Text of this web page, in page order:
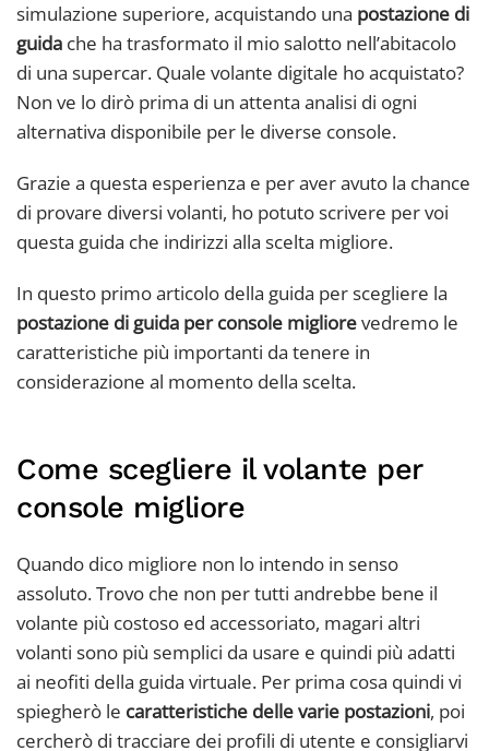
simulazione superiore, acquistando una postazione di
guida che ha trasformato il mio salotto nell’abitacolo
di una supercar. Quale volante digitale ho acquistato?
Non ve lo dirò prima di un attenta analisi di ogni
alternativa disponibile per le diverse console.
Grazie a questa esperienza e per aver avuto la chance
di provare diversi volanti, ho potuto scrivere per voi
questa guida che indirizzi alla scelta migliore.
In questo primo articolo della guida per scegliere la
postazione di guida per console migliorevedremo le
caratteristiche più importanti da tenere in
considerazione al momento della scelta.
Come scegliere il volante per
console migliore
Quando dico migliore non lo intendo in senso
assoluto. Trovo che non per tutti andrebbe bene il
volante più costoso ed accessoriato, magari altri
volanti sono più semplici da usare e quindi più adatti
ai neofiti della guida virtuale. Per prima cosa quindi vi
spiegherò le caratteristiche delle varie postazioni, poi
cercherò di tracciare dei profili di utente e consigliarvi